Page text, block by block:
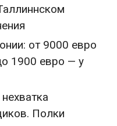
от 9000 евро
1900 евро — у
Полки